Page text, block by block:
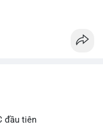
đầu tiên